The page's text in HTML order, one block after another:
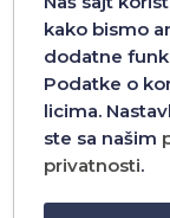
kako bismo
dodatne
Podatke o
licima.
ste sa našim
privatnosti.